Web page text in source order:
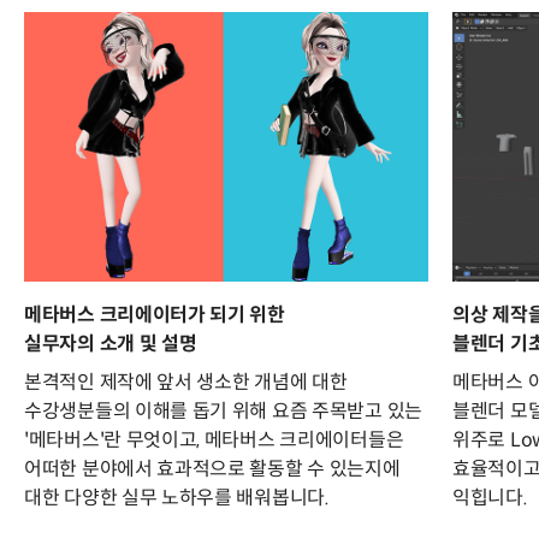
메타버스 크리에이터가 되기 위한
실무자의 소개 및 설명
본격적인 제작에 앞서 생소한 개념에 대한
수강생분들의 이해를 돕기 위해 요즘 주목받고 있는
'메타버스'란 무엇이고, 메타버스 크리에이터들은
어떠한 분야에서 효과적으로 활동할 수 있는지에
대한 다양한 실무 노하우를 배워봅니다.
의상 제작
블렌더 기
메타버스
블렌더 모
위주로
효율적이
익힙니다.